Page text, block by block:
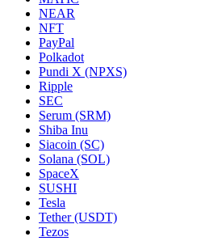
NEAR
NFT
PayPal
Polkadot
Pundi X (NPXS)
Ripple
SEC
Serum (SRM)
Shiba Inu
Siacoin (SC)
Solana (SOL)
SpaceX
SUSHI
Tesla
Tether (USDT)
Tezos